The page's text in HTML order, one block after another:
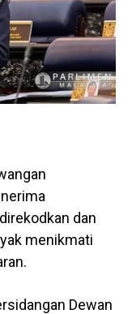
dan
menikmati
Dewan